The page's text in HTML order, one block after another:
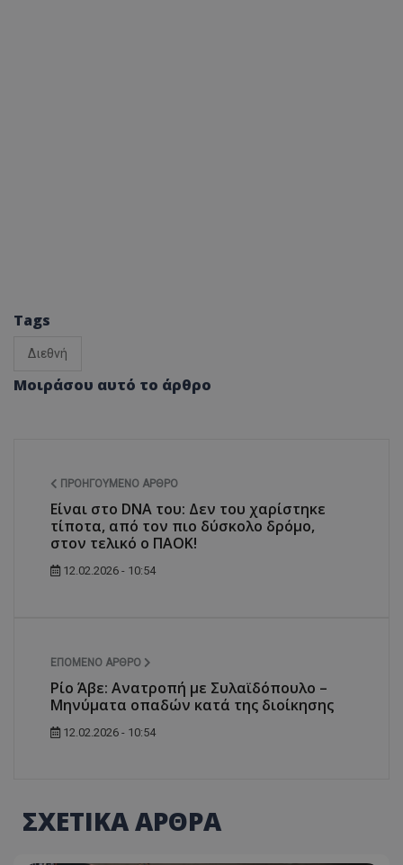
Tags
Διεθνή
Μοιράσου αυτό το άρθρο
ΠΡΟΗΓΟΎΜΕΝΟ ΆΡΘΡΟ
Είναι στο DNA του: Δεν του χαρίστηκε
τίποτα, από τον πιο δύσκολο δρόμο,
στον τελικό ο ΠΑΟΚ!
12.02.2026 - 10:54
ΕΠΌΜΕΝΟ ΆΡΘΡΟ
Ρίο Άβε: Ανατροπή με Συλαϊδόπουλο –
Μηνύματα οπαδών κατά της διοίκησης
12.02.2026 - 10:54
ΣΧΕΤΙΚΑ ΑΡΘΡΑ